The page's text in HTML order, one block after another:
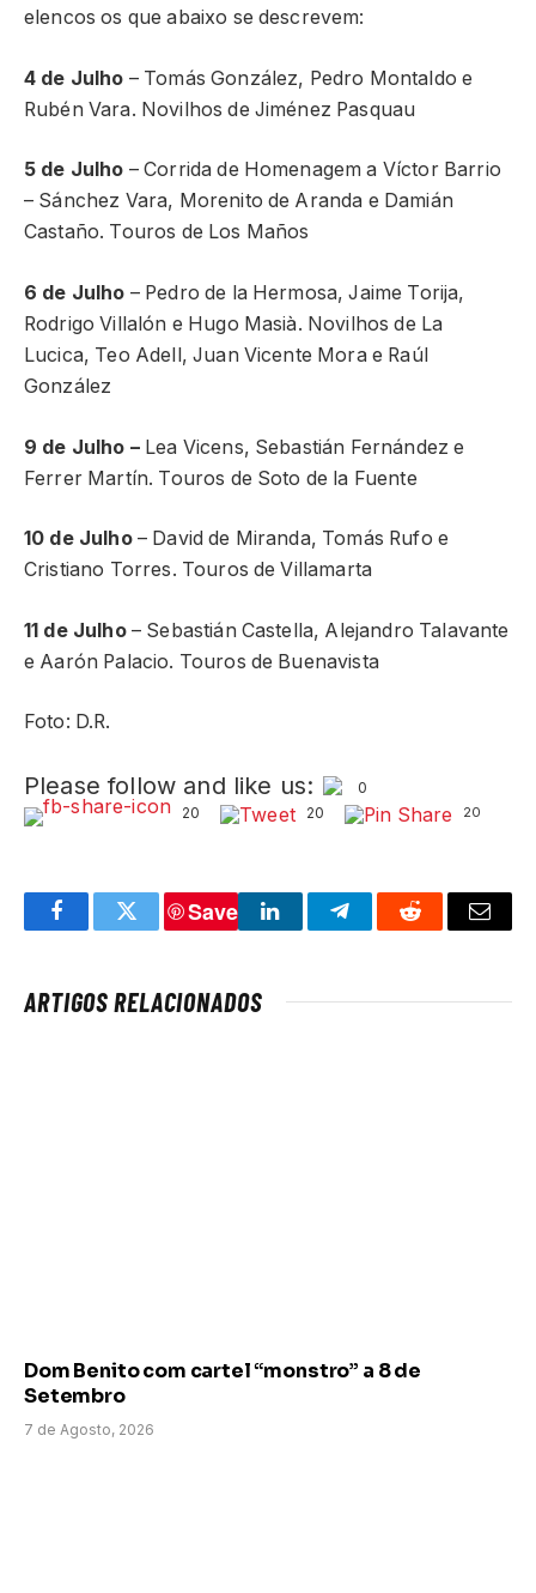
elencos os que abaixo se descrevem:
4 de Julho – Tomás González, Pedro Montaldo e
Rubén Vara. Novilhos de Jiménez Pasquau
5 de Julho – Corrida de Homenagem a Víctor Barrio
– Sánchez Vara, Morenito de Aranda e Damián
Castaño. Touros de Los Maños
6 de Julho – Pedro de la Hermosa, Jaime Torija,
Rodrigo Villalón e Hugo Masià. Novilhos de La
Lucica, Teo Adell, Juan Vicente Mora e Raúl
González
9 de Julho – Lea Vicens, Sebastián Fernández e
Ferrer Martín. Touros de Soto de la Fuente
10 de Julho– David de Miranda, Tomás Rufo e
Cristiano Torres. Touros de Villamarta
11 de Julho – Sebastián Castella, Alejandro Talavante
e Aarón Palacio. Touros de Buenavista
Foto: D.R.
Please follow and like us:
0
20
20 20
FacebookTwitter
Save
LinkedInTelegramReddit Email
ARTIGOS RELACIONADOS
Dom Benito com cartel “monstro” a 8 de
Setembro
7 de Agosto, 2026